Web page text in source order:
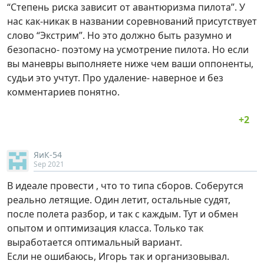
“Степень риска зависит от авантюризма пилота”. У
нас как-никак в названии соревнований присутствует
слово “Экстрим”. Но это должно быть разумно и
безопасно- поэтому на усмотрение пилота. Но если
вы маневры выполняете ниже чем ваши оппоненты,
судьи это учтут. Про удаление- наверное и без
комментариев понятно.
ЯиК-54
Sep 2021
В идеале провести , что то типа сборов. Соберутся
реально летящие. Один летит, остальные судят,
после полета разбор, и так с каждым. Тут и обмен
опытом и оптимизация класса. Только так
выработается оптимальный вариант.
Если не ошибаюсь, Игорь так и организовывал.